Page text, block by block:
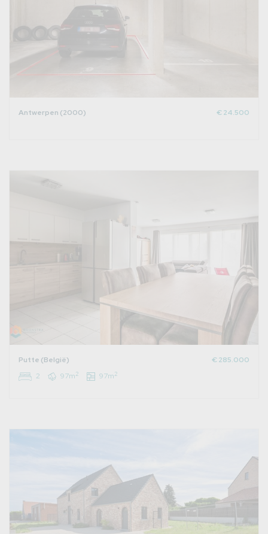
Antwerpen (2000) € 24.500
Putte (België)
€ 285.000
2
97m2 97m2